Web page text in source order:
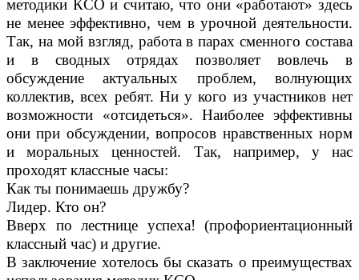
методики КСО и считаю, что они «работают» здесь
не менее эффективно, чем в урочной деятельности.
Так, на мой взгляд, работа в парах сменного состава
и в сводных отрядах позволяет вовлечь в
обсуждение актуальных проблем, волнующих
коллектив, всех ребят. Ни у кого из участников нет
возможности «отсидеться». Наиболее эффективны
они при обсуждении, вопросов нравственных норм
и моральных ценностей. Так, например, у нас
проходят классные часы:
Как ты понимаешь дружбу?
Лидер. Кто он?
Вверх по лестнице успеха! (профориентационный
классный час) и другие.
В заключение хотелось бы сказать о преимуществах